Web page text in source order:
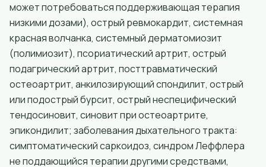
может потребоваться поддерживающая терапия
низкими дозами), острый ревмокардит, системная
красная волчанка, системный дерматомиозит
(полимиозит), псориатический артрит, острый
подагрический артрит, посттравматический
остеоартрит, анкилозирующий спондилит, острый
или подострый бурсит, острый неспецифический
тендосиновит, синовит при остеоартрите,
эпикондилит; заболевания дыхательного тракта:
симптоматический саркоидоз, синдром Леффлера
не поддающийся терапии другими средствами,